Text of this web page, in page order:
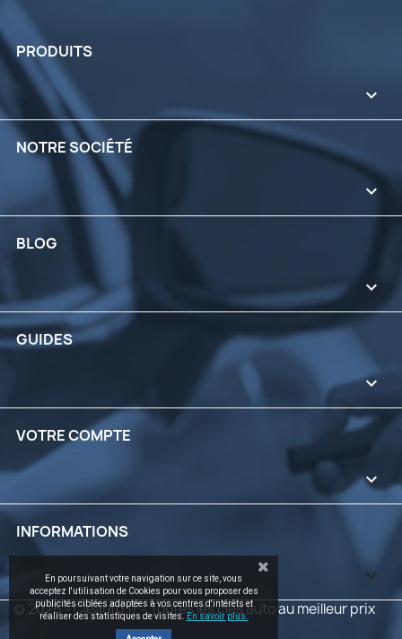
PRODUITS

NOTRE SOCIÉTÉ

BLOG

GUIDES

VOTRE COMPTE

INFORMATIONS
keyboard_arrow_down
© 2026 - Cleauto.fr - Toutes les clés auto au meilleur prix
En poursuivant votre navigation sur ce site, vous
acceptez l'utilisation de Cookies pour vous proposer des
publicités ciblées adaptées à vos centres d'intérêts et
réaliser des statistiques de visites. En savoir plus.